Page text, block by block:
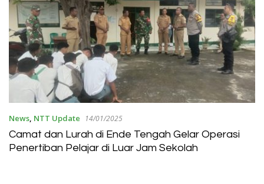
News, NTT Update 14/01/2025
Camat dan Lurah di Ende Tengah Gelar Operasi
Penertiban Pelajar di Luar Jam Sekolah